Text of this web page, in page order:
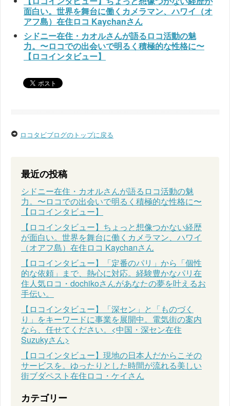
面白い。世界を舞台に働くカメラマン、ハワイ（オ
アフ島）在住ロコ Kaychanさん
シドニー在住・カオルさんが語るロコ活動の魅
力。〜ロコでの出会いで明るく積極的な性格に〜
【ロコインタビュー】
ロコタビブログのトップに戻る
最近の投稿
シドニー在住・カオルさんが語るロコ活動の魅
力。〜ロコでの出会いで明るく積極的な性格に〜
【ロコインタビュー】
【ロコインタビュー】ちょっと想像つかない経歴
が面白い。世界を舞台に働くカメラマン、ハワイ
（オアフ島）在住ロコ Kaychanさん
【ロコインタビュー】「定番のパリ」から「個性
的な依頼」まで、熱心に対応。経験豊かなパリ在
住人気ロコ・dochikoさんがあなたの夢を叶えるお
手伝い。
【ロコインタビュー】「深セン」と「ものづく
り」をキーワードに事業を展開中。電気街の案内
なら、任せてください。<中国・深セン在住
Suzukyさん>
【ロコインタビュー】現地の日本人だからこその
サービスを。ゆったりとした時間が流れる美しい
街ブダペスト在住ロコ・ケイさん
カテゴリー